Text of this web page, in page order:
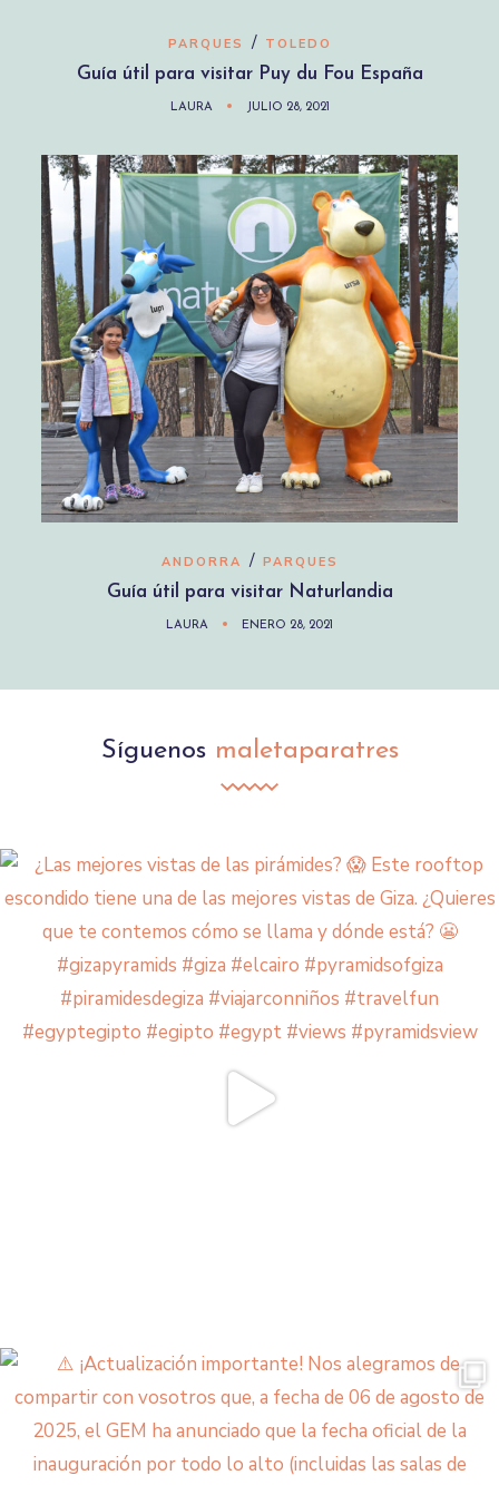
PARQUES / TOLEDO
Guía útil para visitar Puy du Fou España
LAURA JULIO 28, 2021
ANDORRA / PARQUES
Guía útil para visitar Naturlandia
LAURA ENERO 28, 2021
Síguenos maletaparatres